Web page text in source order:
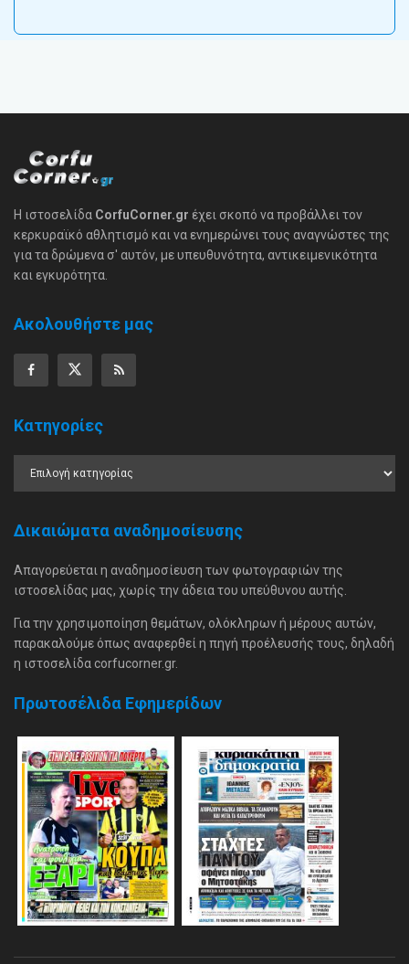
Η ιστοσελίδα CorfuCorner.gr έχει σκοπό να προβάλλει τον
κερκυραϊκό αθλητισμό και να ενημερώνει τους αναγνώστες της
για τα δρώμενα σ' αυτόν, με υπευθυνότητα, αντικειμενικότητα
και εγκυρότητα.
Ακολουθήστε μας
Κατηγορίες
Δικαιώματα αναδημοσίευσης
Απαγορεύεται η αναδημοσίευση των φωτογραφιών της
ιστοσελίδας μας, χωρίς την άδεια του υπεύθυνου αυτής.
Για την χρησιμοποίηση θεμάτων, ολόκληρων ή μέρους αυτών,
παρακαλούμε όπως αναφερθεί η πηγή προέλευσής τους, δηλαδή
η ιστοσελίδα corfucorner.gr.
Πρωτοσέλιδα Εφημερίδων